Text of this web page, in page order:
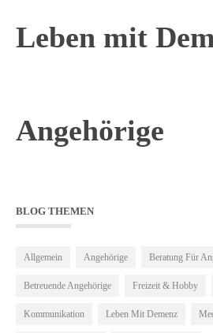
Leben mit
Angehörige
BLOG THEMEN
Allgemein Angehörige Beratung Für
Betreuende Angehörige Freizeit & Hobby
Kommunikation Leben Mit Demenz